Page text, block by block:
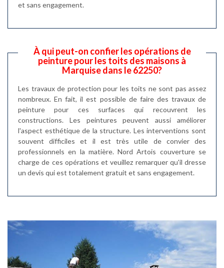
et sans engagement.
À qui peut-on confier les opérations de
peinture pour les toits des maisons à
Marquise dans le 62250?
Les travaux de protection pour les toits ne sont pas assez
nombreux. En fait, il est possible de faire des travaux de
peinture pour ces surfaces qui recouvrent les
constructions. Les peintures peuvent aussi améliorer
l'aspect esthétique de la structure. Les interventions sont
souvent difficiles et il est très utile de convier des
professionnels en la matière. Nord Artois couverture se
charge de ces opérations et veuillez remarquer qu'il dresse
un devis qui est totalement gratuit et sans engagement.